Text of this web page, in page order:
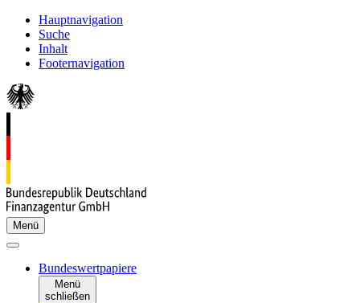
Hauptnavigation
Suche
Inhalt
Footernavigation
Menü
Bundeswertpapiere
Menü
schließen